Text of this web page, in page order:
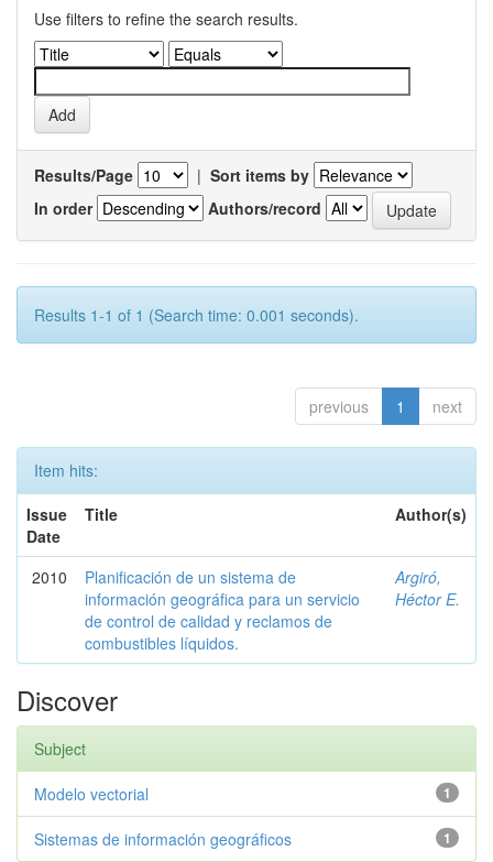
Use filters to refine the search results.
Results/Page | Sort items by
In order
Authors/record
Results 1-1 of 1 (Search time: 0.001 seconds).
previous 1 next
Item hits:
Issue
Date
Title Author(s)
2010
Planificación de un sistema de
información geográfica para un servicio
de control de calidad y reclamos de
combustibles líquidos.
Argiró,
Héctor E.
Discover
Subject
1
Modelo vectorial
1
Sistemas de información geográficos